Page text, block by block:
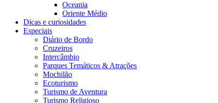
Oceania
Oriente Médio
Dicas e curiosidades
Especiais
Diário de Bordo
Cruzeiros
Intercâmbio
Parques Temáticos & Atrações
Mochilão
Ecoturismo
Turismo de Aventura
Turismo Religioso